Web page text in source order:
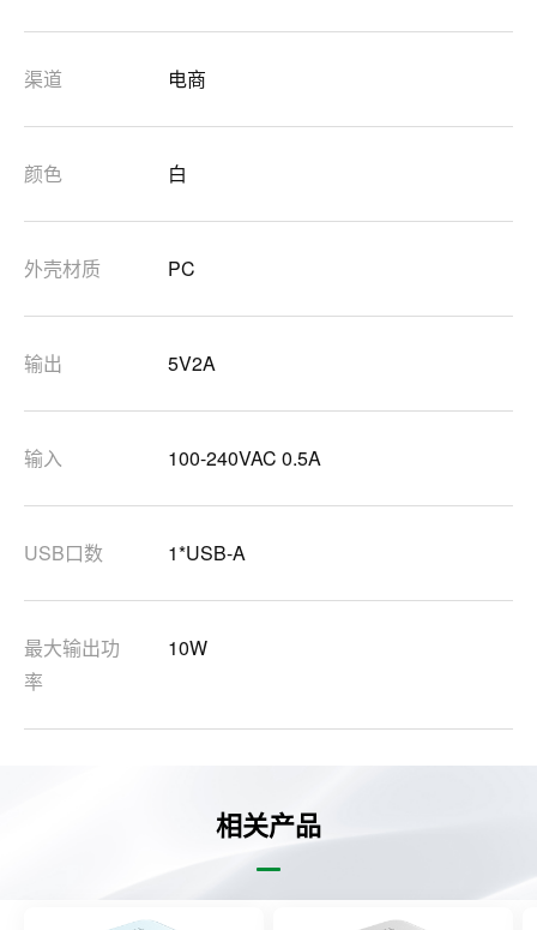
渠道 电商
颜色 白
外壳材质 PC
输出 5V2A
输入 100-240VAC 0.5A
USB口数 1*USB-A
最大输出功
率
10W
相关产品